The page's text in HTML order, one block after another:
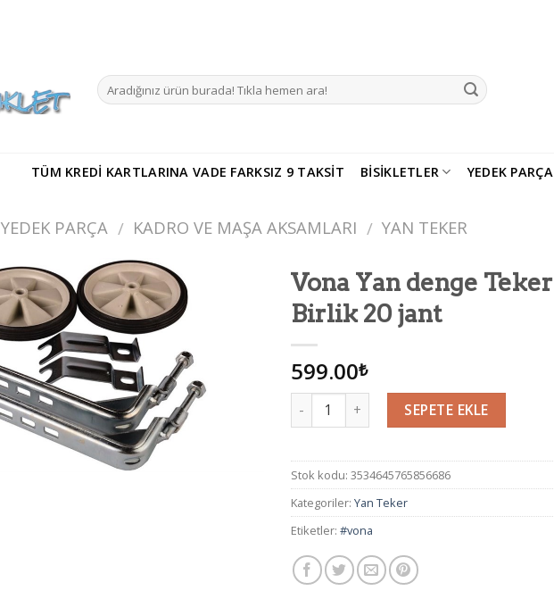
TÜM KREDI KARTLARINA VADE FARKSIZ 9 TAKSIT BISIKLETLER YEDEK PARÇA
YEDEK PARÇA / KADRO VE MAŞA AKSAMLARI / YAN TEKER
Vona Yan denge Teker
Birlik 20 jant
599.00₺
Miktar SEPETE EKLE
Stok kodu: 3534645765856686
Kategoriler: Yan Teker
Etiketler: #vona